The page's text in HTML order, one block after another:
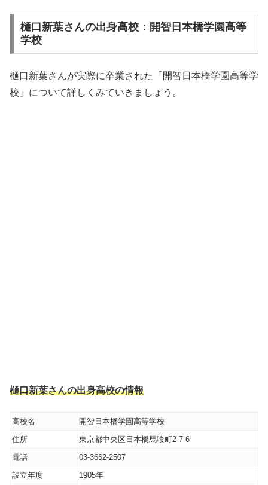
樋口新葉さんの出身高校：開智日本橋学園高等
学校
樋口新葉さんが実際に卒業された「開智日本橋学園高等学
校」について詳しくみていきましょう。
樋口新葉さんの出身高校の情報
高校名
開智日本橋学園高等学校
住所
東京都中央区日本橋馬喰町2-7-6
電話
03-3662-2507
設立年度
1905年